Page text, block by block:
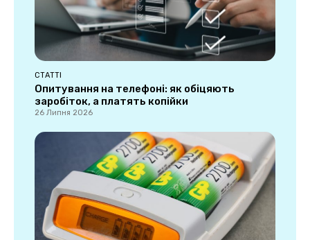
СТАТТІ
Опитування на телефоні: як обіцяють
заробіток, а платять копійки
26 Липня 2026